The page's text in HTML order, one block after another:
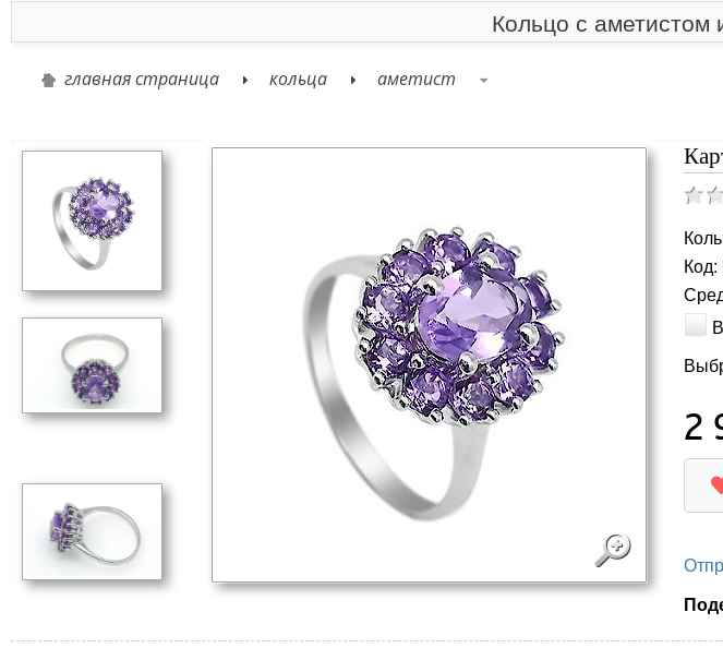
Кольцо с аметистом
главная страница кольца аметист
2